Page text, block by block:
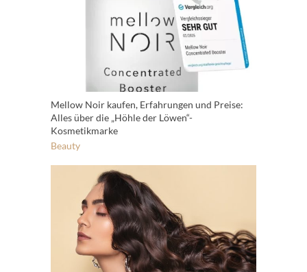
Mellow Noir kaufen, Erfahrungen und Preise:
Alles über die „Höhle der Löwen“-
Kosmetikmarke
Beauty